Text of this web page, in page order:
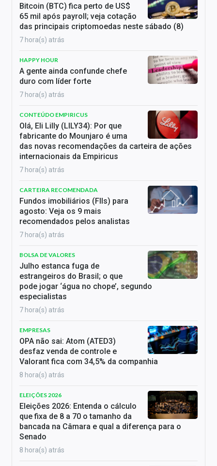
Bitcoin (BTC) fica perto de US$
65 mil após payroll; veja cotação
das principais criptomoedas neste sábado (8)
7 hora(s) atrás
HAPPY HOUR
A gente ainda confunde chefe
duro com líder forte
7 hora(s) atrás
CONTEÚDO EMPIRICUS
Olá, Eli Lilly (LILY34): Por que
fabricante do Mounjaro é uma
das novas recomendações da carteira de ações
internacionais da Empiricus
7 hora(s) atrás
CARTEIRA RECOMENDADA
Fundos imobiliários (FIIs) para
agosto: Veja os 9 mais
recomendados pelos analistas
7 hora(s) atrás
BOLSA DE VALORES
Julho estanca fuga de
estrangeiros do Brasil; o que
pode jogar ‘água no chope’, segundo
especialistas
7 hora(s) atrás
EMPRESAS
OPA não sai: Atom (ATED3)
desfaz venda de controle e
Valorant fica com 34,5% da companhia
8 hora(s) atrás
ELEIÇÕES 2026
Eleições 2026: Entenda o cálculo
que fixa de 8 a 70 o tamanho da
bancada na Câmara e qual a diferença para o
Senado
8 hora(s) atrás